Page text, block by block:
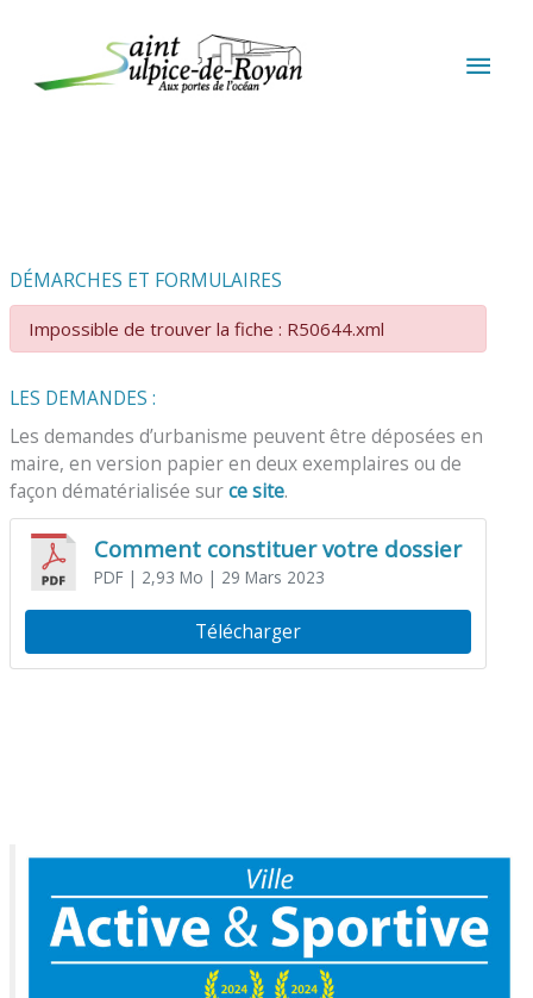
DÉMARCHES ET FORMULAIRES
Impossible de trouver la fiche : R50644.xml
LES DEMANDES :
Les demandes d’urbanisme peuvent être déposées en
maire, en version papier en deux exemplaires ou de
façon dématérialisée surce site.
Comment constituer votre dossier
PDF| 2,93 Mo | 29 Mars 2023
Télécharger